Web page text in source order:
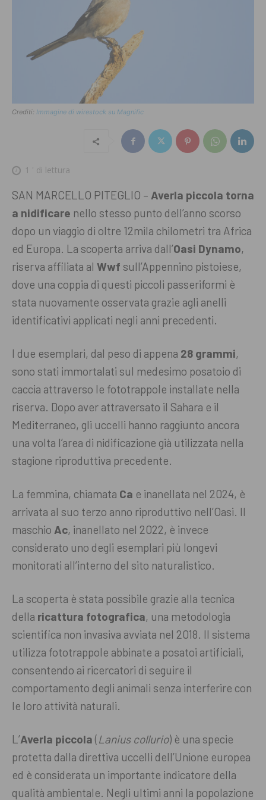
Crediti: Immagine di wirestock su Magnific
1 ' di lettura
SAN MARCELLO PITEGLIO – Averla piccola torna
a nidificare nello stesso punto dell’anno scorso
dopo un viaggio di oltre 12mila chilometri tra Africa
ed Europa. La scoperta arriva dall’Oasi Dynamo,
riserva affiliata al Wwf sull’Appennino pistoiese,
dove una coppia di questi piccoli passeriformi è
stata nuovamente osservata grazie agli anelli
identificativi applicati negli anni precedenti.
I due esemplari, dal peso di appena 28 grammi,
sono stati immortalati sul medesimo posatoio di
caccia attraverso le fototrappole installate nella
riserva. Dopo aver attraversato il Sahara e il
Mediterraneo, gli uccelli hanno raggiunto ancora
una volta l’area di nidificazione già utilizzata nella
stagione riproduttiva precedente.
La femmina, chiamata Ca e inanellata nel 2024, è
arrivata al suo terzo anno riproduttivo nell’Oasi. Il
maschio Ac, inanellato nel 2022, è invece
considerato uno degli esemplari più longevi
monitorati all’interno del sito naturalistico.
La scoperta è stata possibile grazie alla tecnica
della ricattura fotografica, una metodologia
scientifica non invasiva avviata nel 2018. Il sistema
utilizza fototrappole abbinate a posatoi artificiali,
consentendo ai ricercatori di seguire il
comportamento degli animali senza interferire con
le loro attività naturali.
L’Averla piccola (Lanius collurio) è una specie
protetta dalla direttiva uccelli dell’Unione europea
ed è considerata un importante indicatore della
qualità ambientale. Negli ultimi anni la popolazione